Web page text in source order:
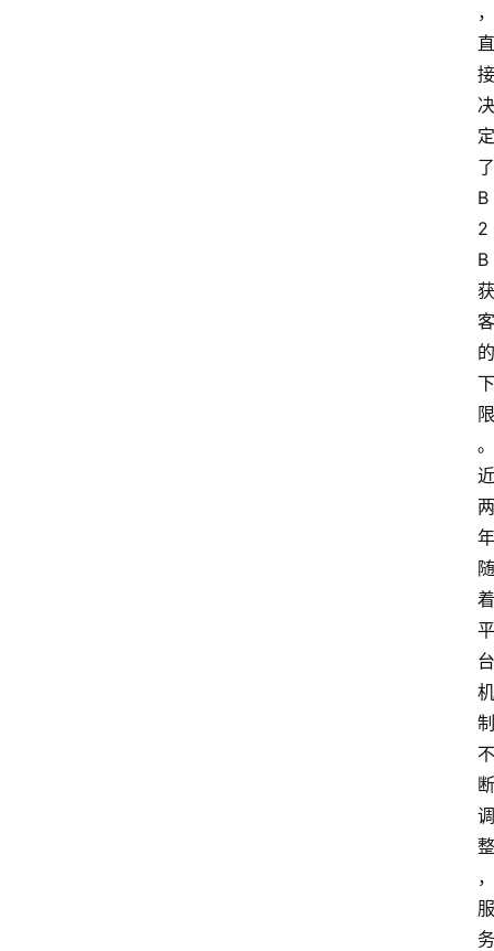
，
直
接
决
定
了
B
2
B
获
客
的
下
限
。
近
两
年
随
着
平
台
机
制
不
断
调
整
，
服
务